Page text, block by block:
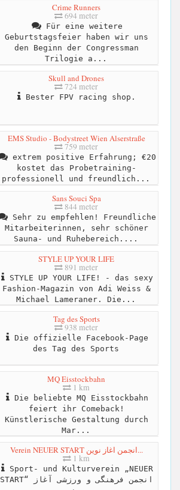
Crime Runners
694 meter
Für eine weitere
Geburtstagsfeier haben wir uns
den Beginn der Congressman
Trilogie a...
Skull and Drones
724 meter
Bester FPV racing shop.
EMS Studio - Bodystreet Wien Alserstraße
759 meter
extrem positive Erfahrung; €20
kostet das Probetraining-
professionell und freundlich...
Sans Souci Spa
844 meter
Sehr zu empfehlen! Freundliche
Mitarbeiterinnen, sehr schöner
Sauna- und Ruhebereich....
STYLE UP YOUR LIFE
891 meter
STYLE UP YOUR LIFE! - das sexy
Fashion-Magazin von Adi Weiss &
Michael Lameraner. Die...
Tag des Sports
938 meter
Die offizielle Facebook-Page
des Tag des Sports
MQ Eisstockbahn
1 km
Die beliebte MQ Eisstockbahn
feiert ihr Comeback!
Künstlerische Gestaltung durch
Mar...
Verein NEUER START انجمن اغاز نوین...
1 km
Sport- und Kulturverein „NEUER
START“ انجمن فرهنگی و ورزشی آغاز